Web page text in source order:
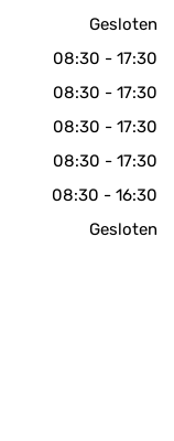
Gesloten
08:30 - 17:30
08:30 - 17:30
08:30 - 17:30
08:30 - 17:30
08:30 - 16:30
Gesloten